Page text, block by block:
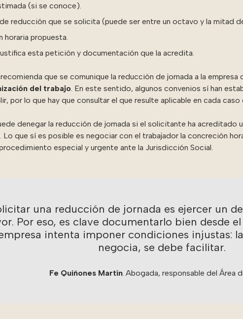
(si se conoce).
reducción que se solicita (puede ser entre un octavo y la mitad
horaria propuesta.
esta petición y documentación que la acredita.
que se comunique la reducción de jornada a la empresa
del trabajo . En este sentido, algunos convenios sí han
por lo que hay que consultar el que resulte aplicable en cada caso
denegar la reducción de jornada si el solicitante ha acreditado
Lo que sí es posible es negociar con el trabajador la concreción
especial y urgente ante la Jurisdicción Social.
una reducción de jornada es ejercer un
Por eso, es clave documentarlo bien desde
intenta imponer condiciones injustas:
negocia, se debe facilitar.
Fe Quiñones Martín. Abogada, responsable del Área